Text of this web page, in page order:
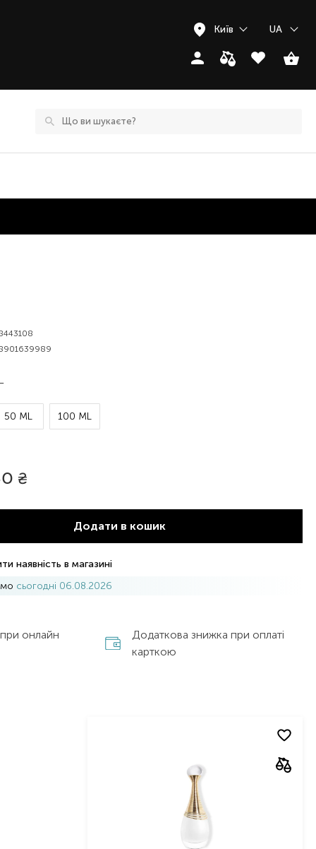
Київ UA
50 ML 100 ML
₴
Додати в кошик
наявність в магазині
сьогодні 06.08.2026
онлайн
Додаткова знижка при оплаті
карткою